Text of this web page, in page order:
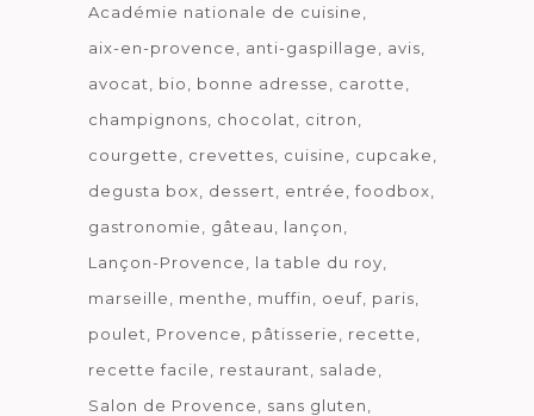
Académie nationale de cuisine
aix-en-provence
anti-gaspillage
avis
avocat
bio bonne adresse
carotte
champignons
chocolat
citron
courgette
crevettes cuisine
cupcake
degusta box
dessert entrée
foodbox
gastronomie
gâteau
lançon
Lançon-Provence
la table du roy
marseille
menthe muffin oeuf paris
poulet
Provence pâtisserie
recette
recette facile
restaurant
salade
Salon de Provence
sans gluten